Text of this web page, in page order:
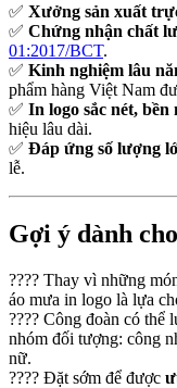
✅ Xưởng sản xuất
✅ Chứng nhận chất
01:2017/BCT.
✅ Kinh nghiệm lâu
phẩm hàng Việt Nam
✅ In logo sắc nét, bền
hiệu lâu dài.
✅ Đáp ứng số lượng
lễ.
Gợi ý dành
???? Thay vì những
áo mưa in logo là lựa
???? Công đoàn có thể
nhóm đối tượng: công
nữ.
???? Đặt sớm để được